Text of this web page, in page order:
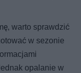
warto sprawdzić
w sezonie
opalanie w